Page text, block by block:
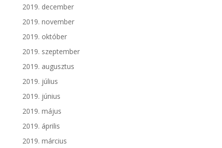
2019. december
2019. november
2019. október
2019. szeptember
2019. augusztus
2019. július
2019. június
2019. május
2019. április
2019. március